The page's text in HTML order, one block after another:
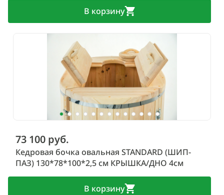
В корзину
73 100 руб.
Кедровая бочка овальная STANDARD (ШИП-
ПАЗ) 130*78*100*2,5 см КРЫШКА/ДНО 4см
В корзину